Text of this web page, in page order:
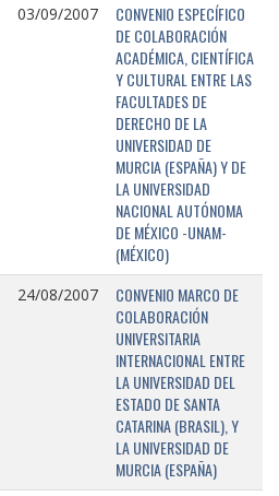
03/09/2007
CONVENIO ESPECÍFICO
DE COLABORACIÓN
ACADÉMICA, CIENTÍFICA
Y CULTURAL ENTRE LAS
FACULTADES DE
DERECHO DE LA
UNIVERSIDAD DE
MURCIA (ESPAÑA) Y DE
LA UNIVERSIDAD
NACIONAL AUTÓNOMA
DE MÉXICO -UNAM-
(MÉXICO)
24/08/2007
CONVENIO MARCO DE
COLABORACIÓN
UNIVERSITARIA
INTERNACIONAL ENTRE
LA UNIVERSIDAD DEL
ESTADO DE SANTA
CATARINA (BRASIL), Y
LA UNIVERSIDAD DE
MURCIA (ESPAÑA)